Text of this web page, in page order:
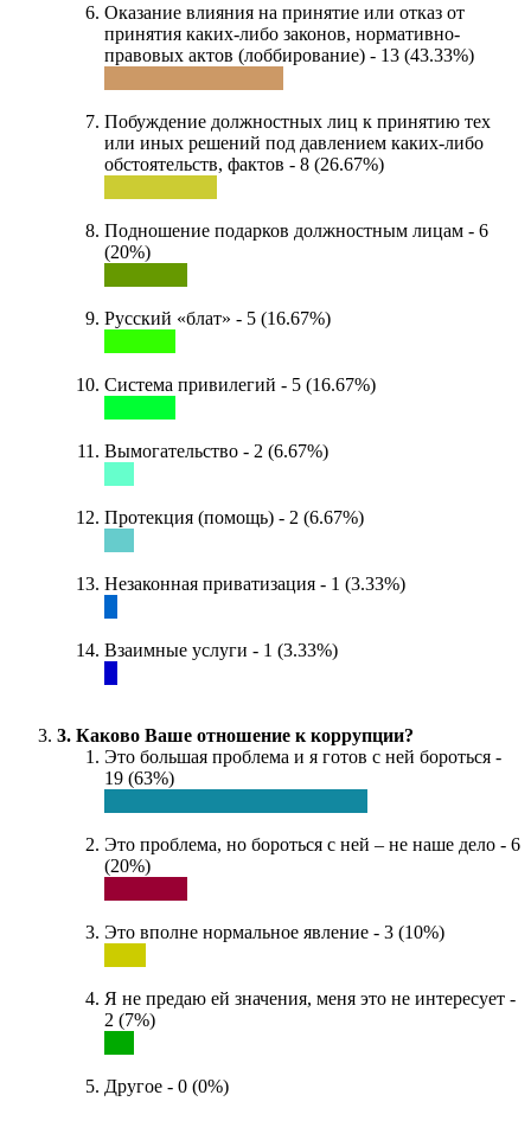
Оказание влияния на принятие или отказ от
принятия каких-либо законов, нормативно-
правовых актов (лоббирование) - 13 (43.33%)
Побуждение должностных лиц к принятию тех
или иных решений под давлением каких-либо
обстоятельств, фактов - 8 (26.67%)
Подношение подарков должностным лицам - 6
(20%)
Русский «блат» - 5 (16.67%)
Система привилегий - 5 (16.67%)
Вымогательство - 2 (6.67%)
Протекция (помощь) - 2 (6.67%)
Незаконная приватизация - 1 (3.33%)
Взаимные услуги - 1 (3.33%)
3. Каково Ваше отношение к коррупции?
Это большая проблема и я готов с ней бороться -
19 (63%)
Это проблема, но бороться с ней – не наше дело - 6
(20%)
Это вполне нормальное явление - 3 (10%)
Я не предаю ей значения, меня это не интересует -
2 (7%)
Другое - 0 (0%)